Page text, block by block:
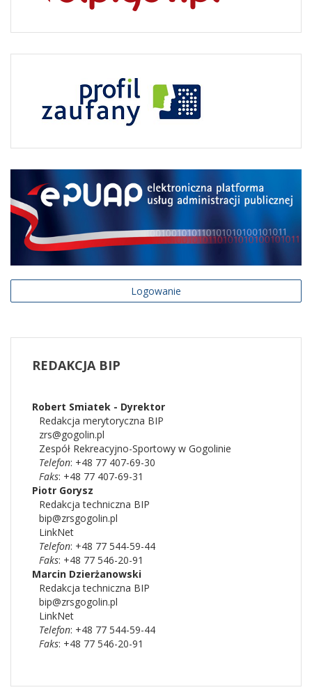
Logowanie
REDAKCJABIP
Robert Smiatek - Dyrektor
Redakcja merytoryczna BIP
zrs@gogolin.pl
Zespół Rekreacyjno-Sportowy w Gogolinie
Telefon: +48 77 407-69-30
Faks: +48 77 407-69-31
Piotr Gorysz
Redakcja techniczna BIP
bip@zrsgogolin.pl
LinkNet
Telefon: +48 77 544-59-44
Faks: +48 77 546-20-91
Marcin Dzierżanowski
Redakcja techniczna BIP
bip@zrsgogolin.pl
LinkNet
Telefon: +48 77 544-59-44
Faks: +48 77 546-20-91